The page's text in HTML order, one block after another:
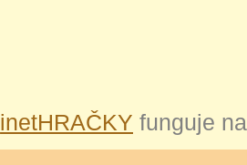
inetHRAČKY funguje